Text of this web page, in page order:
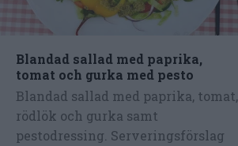
Blandad sallad med paprika,
tomat och gurka med pesto
Blandad sallad med paprika, tomat,
rödlök och gurka samt
pestodressing. Serveringsförslag